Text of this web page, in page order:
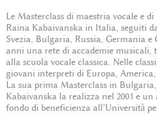
Le Masterclass di maestria vocale e
Raina Kabaivanska in Italia, seguiti
Svezia, Bulgaria, Russia, Germania e
anni una rete di accademie musicali,
alla scuola vocale classica. Nelle
giovani interpreti di Europa,
La sua prima Masterclass in
Kabaivanska la realizza nel 2001 e
fondo di beneficienza all’Università